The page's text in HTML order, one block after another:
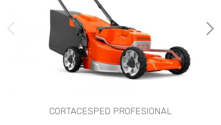
CORTACESPED PROFESIONAL
imágenes anteriores